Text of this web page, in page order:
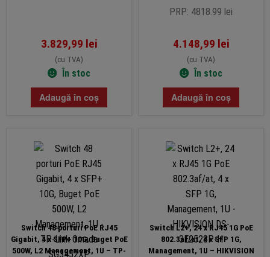
3.829,99 lei
(cu TVA)
În stoc
Adaugă în coș
PRP: 4818.99 lei
4.148,99 lei
(cu TVA)
În stoc
Adaugă în coș
Switch 48 porturi PoE RJ45
Gigabit, 4 x SFP+ 10G, Buget PoE
500W, L2 Management, 1U – TP-
Switch L2+, 24 x RJ45 1G PoE
802.3af/at, 4 x SFP 1G,
Management, 1U – HIKVISION